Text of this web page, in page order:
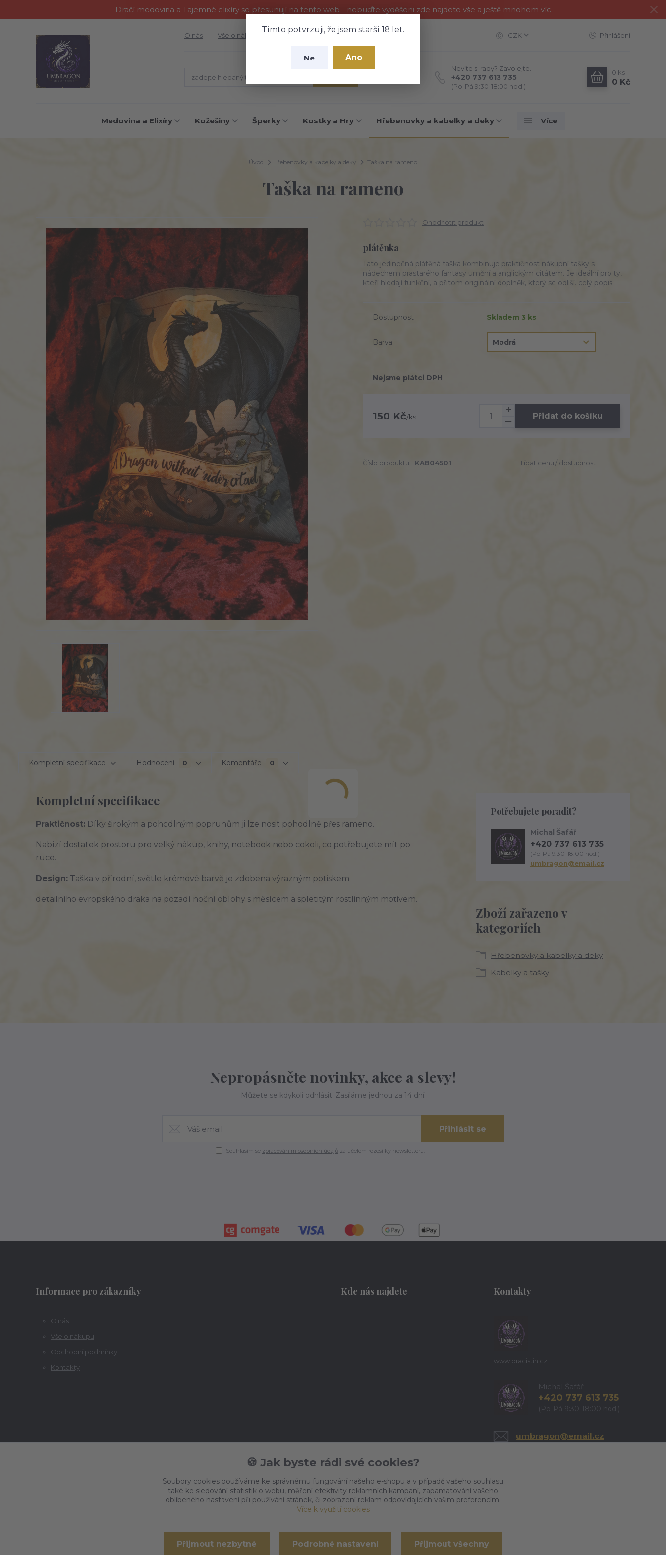
Dračí medovina a Tajemné elixíry se přesunují na tento web - nebuďte vyděšeni zde najdete vše a ještě mnohem víc
Tímto potvrzuji, že jsem starší 18 let.
Ne Ano
O nás Vše o nákupu Fotogalerie Kontakty CZK Přihlášení
Nevíte si rady? Zavolejte.
+420 737 613 735
(Po-Pá 9:30-18:00 hod.)
0 ks
0 Kč
Medovina a Elixíry Kožešiny Šperky Kostky a Hry Hřebenovky a kabelky a deky Více
Úvod Hřebenovky a kabelky a deky Taška na rameno
Taška na rameno
Ohodnotit produkt
plátěnka
Tato jedinečná plátěná taška kombinuje praktičnost nákupní tašky s
nádechem prastarého fantasy umění a anglickým citátem. Je ideální pro ty,
kteří hledají funkční, a přitom originální doplněk, který se odliší. celý popis
Dostupnost Skladem 3 ks
Barva
Nejsme plátci DPH
150 Kč/ks Přidat do košíku
Číslo produktu: KAB04501 Hlídat cenu / dostupnost
Kompletní specifikace Hodnocení 0 Komentáře 0
Kompletní specifikace
Praktičnost: Díky širokým a pohodlným popruhům ji lze nosit pohodlně přes rameno.
Nabízí dostatek prostoru pro velký nákup, knihy, notebook nebo cokoli, co potřebujete mít po
ruce.
Design: Taška v přírodní, světle krémové barvě je zdobena výrazným potiskem
detailního evropského draka na pozadí noční oblohy s měsícem a spletitým rostlinným motivem.
Zboží zařazeno v
kategoriích
Hřebenovky a kabelky a deky
Kabelky a tašky
Potřebujete poradit?
Michal Šafář
+420 737 613 735
(Po-Pá 9:30-18:00 hod.)
umbragon@email.cz
Nepropásněte novinky, akce a slevy!
Můžete se kdykoli odhlásit. Zasíláme jednou za 14 dní.
Přihlásit se
Souhlasím se zpracováním osobních údajů za účelem rozesílky newsletteru.
Informace pro zákazníky
O nás
Vše o nákupu
Obchodní podmínky
Kontakty
Kde nás najdete Kontakty
www.dracistin.cz
Michal Šafář
+420 737 613 735
(Po-Pá 9:30-18:00 hod.)
umbragon@email.cz
🍪 Jak byste rádi své cookies?
Soubory cookies používáme ke správnému fungování našeho e-shopu a v případě vašeho souhlasu
také ke sledování statistik o webu, měření efektivity reklamních kampaní, zapamatování vašeho
oblíbeného nastavení při používání stránek, či zobrazení reklam odpovídajících vašim preferencím.
Více k využití cookies
Přijmout nezbytné Podrobné nastavení Přijmout všechny